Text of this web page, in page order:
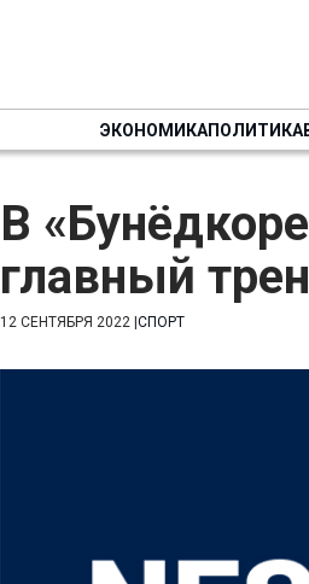
ЭКОНОМИКАПОЛИТИКА
В
главный
12 СЕНТЯБРЯ 2022 СПОРТ